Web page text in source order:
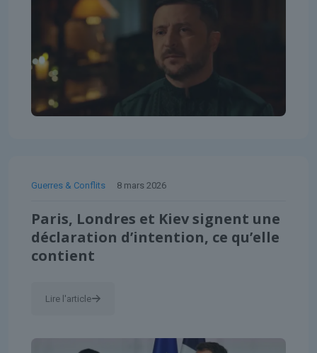
Guerres & Conflits 8 mars 2026
Paris, Londres et Kiev signent une
déclaration d’intention, ce qu’elle
contient
Lire l'article